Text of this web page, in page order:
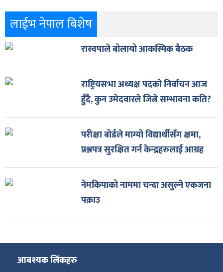
लाईभ नेपाल बिशेष
रास्वपाले बोलायो आकस्मिक बैठक
राष्ट्रियसभा अध्यक्ष पदको निर्वाचन आज
हुँदै, कुन उमेदवारले जित्ने सम्भावना कति?
परीक्षा बोर्डले माग्यो विद्यार्थीसँग क्षमा,
प्रश्नपत्र सुरक्षित गर्न केन्द्रहरुलाई आग्रह
नेमकिपाको नाममा चन्दा असुल्ने एकजना
पक्राउ
आबश्यक लिंकहरु